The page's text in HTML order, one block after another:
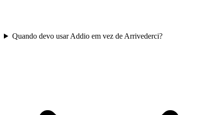
Quando devo usar Addio em vez de Arrivederci?